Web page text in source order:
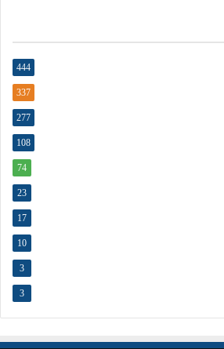
444
337
277
108
74
23
17
10
3
3